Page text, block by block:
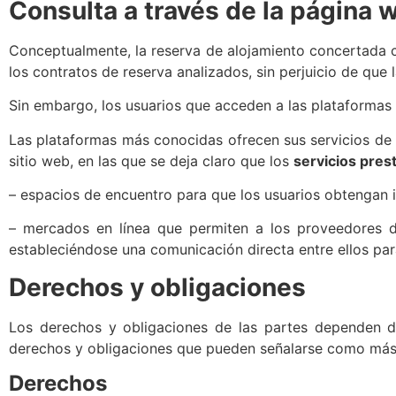
Consulta a través de la página
Conceptualmente, la reserva de alojamiento
los contratos de reserva analizados, sin perjuicio de
Sin embargo, los usuarios que acceden a las
Las plataformas más conocidas ofrecen sus servicios
sitio web, en las que se deja claro que los servicios
– espacios de encuentro para que los usuarios
– mercados en línea que permiten a los
estableciéndose una comunicación directa entre ellos
Derechos y obligaciones
Los derechos y obligaciones de las partes
derechos y obligaciones que pueden señalarse como
Derechos